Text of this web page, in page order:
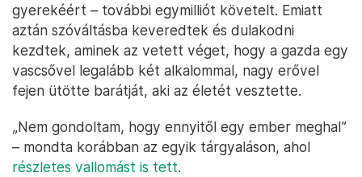
gyerekéért – további egymilliót követelt. Emiatt
aztán szóváltásba keveredtek és dulakodni
kezdtek, aminek az vetett véget, hogy a gazda egy
vascsővel legalább két alkalommal, nagy erővel
fejen ütötte barátját, aki az életét vesztette.
„Nem gondoltam, hogy ennyitől egy ember meghal”
– mondta korábban az egyik tárgyaláson, ahol
részletes vallomást is tett.